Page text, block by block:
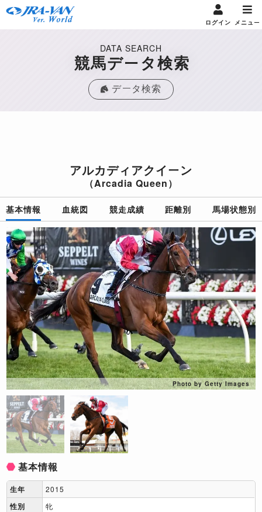
ログイン メニュー
DATA SEARCH
競馬データ検索
データ検索
アルカディアクイーン
（Arcadia Queen）
基本情報 血統図 競走成績 距離別 馬場状態別
Photo by Getty Images
基本情報
生年 2015
性別 牝